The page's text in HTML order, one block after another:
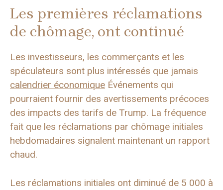
Les premières réclamations
de chômage, ont continué
Les investisseurs, les commerçants et les
spéculateurs sont plus intéressés que jamais
calendrier économique Événements qui
pourraient fournir des avertissements précoces
des impacts des tarifs de Trump. La fréquence
fait que les réclamations par chômage initiales
hebdomadaires signalent maintenant un rapport
chaud.
Les réclamations initiales ont diminué de 5 000 à